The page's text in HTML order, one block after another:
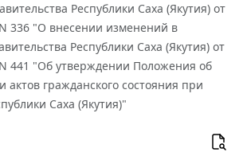
Республики Саха (Якутия) от
336 "О внесении изменений в
Республики Саха (Якутия) от
441 "Об утверждении Положения об
актов гражданского состояния при
Саха (Якутия)"